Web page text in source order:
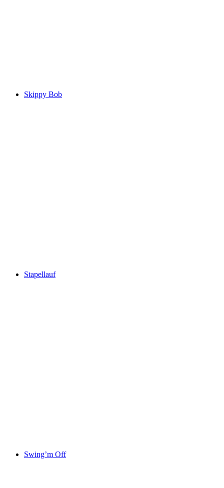
Skippy Bob
Stapellauf
Swing’m Off